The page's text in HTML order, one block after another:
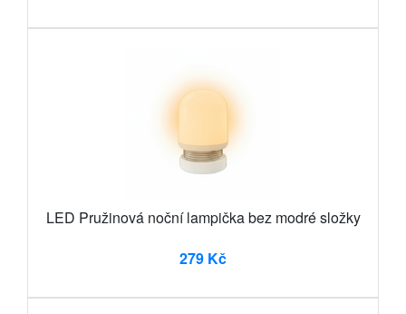
LED Pružinová noční lampička bez modré složky
279 Kč